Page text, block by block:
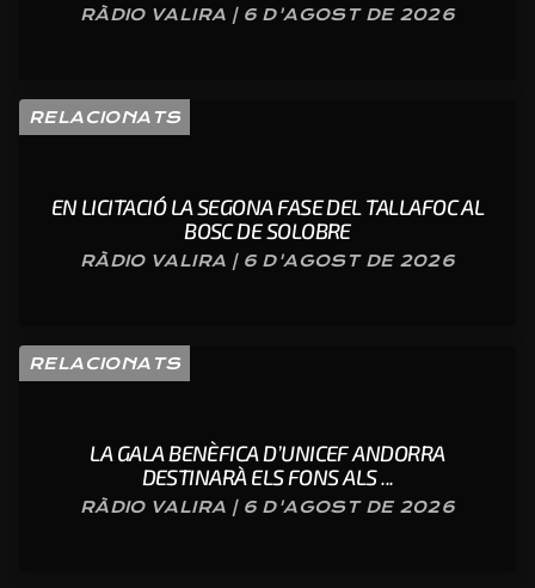
RÀDIO VALIRA | 6 D'AGOST DE 2026
RELACIONATS
EN LICITACIÓ LA SEGONA FASE DEL TALLAFOC AL
BOSC DE SOLOBRE
RÀDIO VALIRA | 6 D'AGOST DE 2026
RELACIONATS
LA GALA BENÈFICA D’UNICEF ANDORRA
DESTINARÀ ELS FONS ALS ...
RÀDIO VALIRA | 6 D'AGOST DE 2026